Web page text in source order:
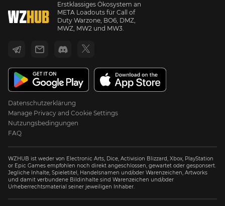
Erstklassiges Ökosystem an
META Loadouts für Call of
Duty Warzone, BO6, DMZ,
MWZ, MW2 und MW3.
Datenschutzerklärung
Manage Privacy and Cookie Settings
Nutzungsbedingungen
FAQ
WZHUB ist weder von Electronic Arts, Dice, Activision Blizzard, Xbox, PlayStation
or Epic Games empfohlen noch direkt angeschlossen, gewartet oder gesponsert.
Jegliche Inhalte, Spieletitel, Handelsnamen und/oder Warenzeichen, Artworks
und damit verbundene Bildinhalte sind Warenzeichen und/oder
Urheberrechtsmaterial seiner jeweiligen Inhaber.